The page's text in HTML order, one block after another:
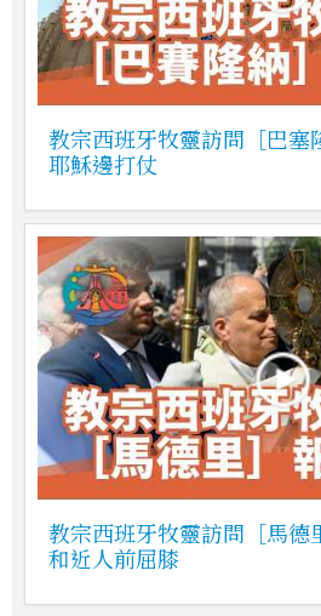
教宗西班牙牧靈訪問［巴塞
耶穌邊打仗
教宗西班牙牧靈訪問［馬德
和近人前屈膝